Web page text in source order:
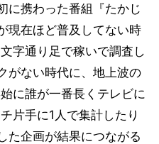
に携わった番組『たかじ
現在ほど普及してない時
字通り足で稼いで調査し
がない時代に、地上波の
に誰が一番長くテレビに
片手に1人で集計したり
た企画が結果につながる